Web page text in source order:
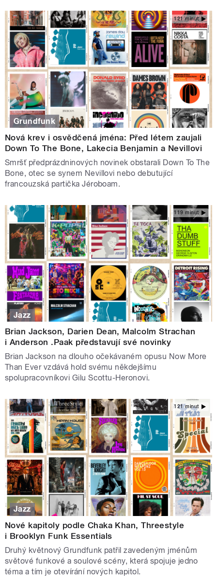
121 minut
Grundfunk
Nová krev i osvědčená jména: Před létem zaujali
Down To The Bone, Lakecia Benjamin a Nevillovi
Smršť předprázdninových novinek obstarali Down To The
Bone, otec se synem Nevillovi nebo debutující
francouzská partička Jéroboam.
119 minut
Jazz
Brian Jackson, Darien Dean, Malcolm Strachan
i Anderson .Paak představují své novinky
Brian Jackson na dlouho očekávaném opusu Now More
Than Ever vzdává hold svému někdejšímu
spolupracovníkovi Gilu Scottu-Heronovi.
121 minut
Jazz
Nové kapitoly podle Chaka Khan, Threestyle
i Brooklyn Funk Essentials
Druhý květnový Grundfunk patřil zavedeným jménům
světové funkové a soulové scény, která spojuje jedno
téma a tím je otevírání nových kapitol.